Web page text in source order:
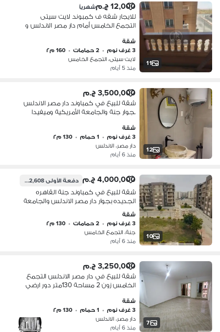
11
12,000 ج.م شهرياً
للايجار شقه ف كمبوند لايت سيتى
التجمع الخامس أمام دار مصر الاندلس و
شقة
3 غرف نوم
• 2 حمامات • 160 م٢
لايت سيتى، التجمع الخامس
منذ 5 أيام
12
3,500,000 ج.م
شقة للبيع في كمباوند دار مصر الاندلس
بجوار جنة والجامعة الأمريكية وميفيدا
شقة
3 غرف نوم
• 1 حمام • 130 م٢
دار مصر، الاندلس
منذ 6 أيام
10
4,000,000 ج.م دفعة الأولى2,282,608 ج.م
شقة للبيع في كمباوند جنة القاهره
الجديده بجوار دار مصر الاندلس والجامعة
الأمريكية وميفيدا والتسعين الجنوبى
شقة
3 غرف نوم
• 2 حمامات • 130 م٢
جنة، التجمع الخامس
منذ 6 أيام
7
3,250,000 ج.م
شقة للبيع في دار مصر الاندلس التجمع
الخامس زون 2 مساحة 130متر دور ارضي
مليون
شقة
3 غرف نوم
• 1 حمام • 130 م٢
دار مصر، الاندلس
منذ 6 أيام